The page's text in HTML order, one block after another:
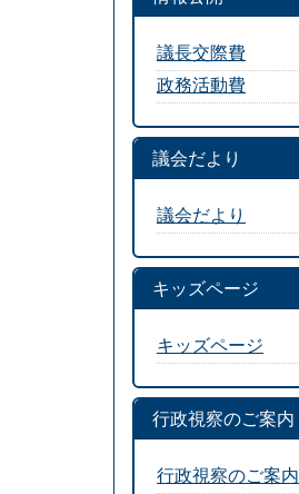
議長交際費
政務活動費
議会だより
議会だより
キッズページ
キッズページ
行政視察のご案内
行政視察のご案内